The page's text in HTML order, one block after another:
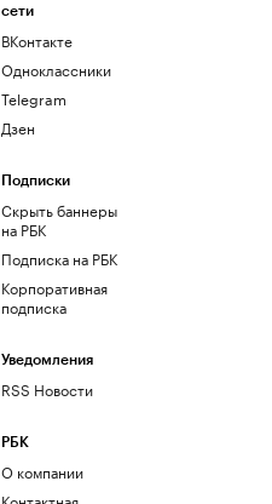
сети
ВКонтакте
Одноклассники
Telegram
Дзен
Подписки
Скрыть баннеры
на РБК
Подписка на РБК
Корпоративная
подписка
Уведомления
RSS Новости
РБК
О компании